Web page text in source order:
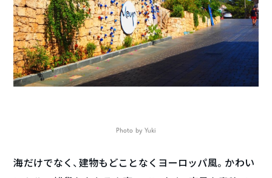
Photo by Yuki
海だけでなく、建物もどことなくヨーロッパ風。かわい